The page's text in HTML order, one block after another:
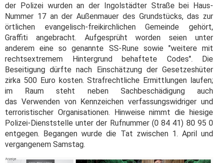
der Polizei wurden an der Ingolstädter Straße bei Haus-
Nummer 17 an der Außenmauer des Grundstücks, das zur
örtlichen evangelisch-freikirchlichen Gemeinde gehört,
Graffiti angebracht. Aufgesprüht worden seien unter
anderem eine so genannte SS-Rune sowie "weitere mit
rechtsextremem Hintergrund behaftete Codes". Die
Beseitigung dürfte nach Einschätzung der Gesetzeshüter
zirka 500 Euro kosten. Strafrechtliche Ermittlungen laufen;
im Raum steht neben Sachbeschädigung auch
das Verwenden von Kennzeichen verfassungswidriger und
terroristischer Organisationen. Hinweise nimmt die hiesige
Polizei-Dienststelle unter der Rufnummer (0 84 41) 80 95 0
entgegen. Begangen wurde die Tat zwischen 1. April und
vergangenem Samstag.